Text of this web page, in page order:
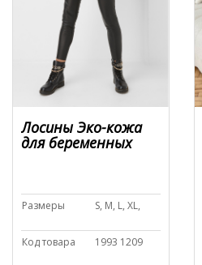
Лосины Эко-кожа
для беременных
Размеры S, M, L, XL,
Код товара 1993 1209